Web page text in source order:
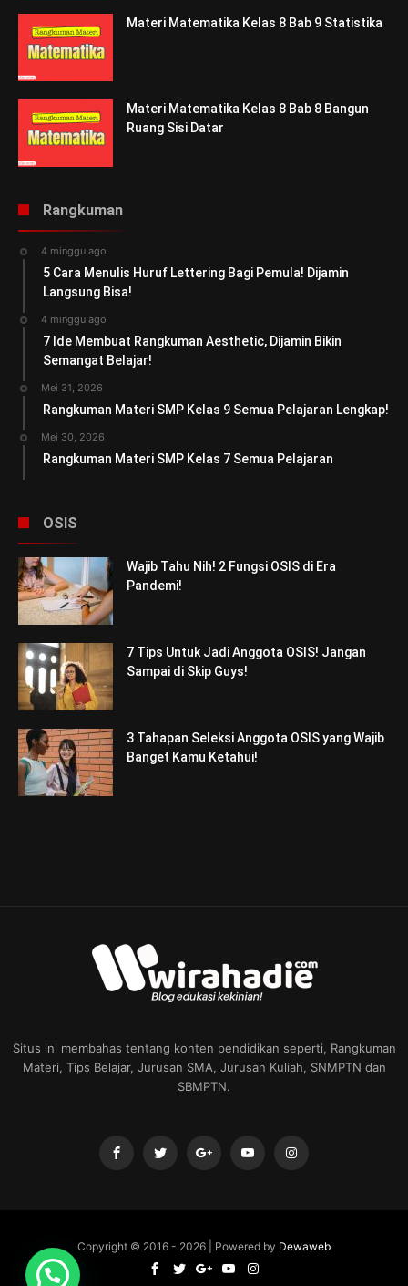
Materi Matematika Kelas 8 Bab 9 Statistika
Materi Matematika Kelas 8 Bab 8 Bangun
Ruang Sisi Datar
Rangkuman
4 minggu ago
5 Cara Menulis Huruf Lettering Bagi Pemula! Dijamin
Langsung Bisa!
4 minggu ago
7 Ide Membuat Rangkuman Aesthetic, Dijamin Bikin
Semangat Belajar!
Mei 31, 2026
Rangkuman Materi SMP Kelas 9 Semua Pelajaran Lengkap!
Mei 30, 2026
Rangkuman Materi SMP Kelas 7 Semua Pelajaran
OSIS
Wajib Tahu Nih! 2 Fungsi OSIS di Era
Pandemi!
7 Tips Untuk Jadi Anggota OSIS! Jangan
Sampai di Skip Guys!
3 Tahapan Seleksi Anggota OSIS yang Wajib
Banget Kamu Ketahui!
Situs ini membahas tentang konten pendidikan seperti, Rangkuman
Materi, Tips Belajar, Jurusan SMA, Jurusan Kuliah, SNMPTN dan
SBMPTN.
Copyright © 2016 - 2026 | Powered by Dewaweb